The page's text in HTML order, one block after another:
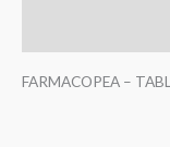
FARMACOPEA –